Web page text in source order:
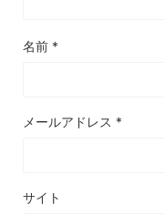
名前 *
メールアドレス *
サイト